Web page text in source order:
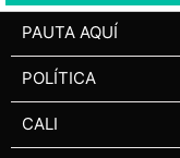
PAUTA AQUÍ
POLÍTICA
CALI